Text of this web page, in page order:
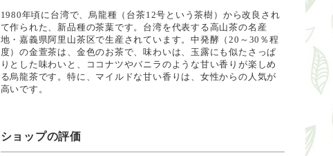
1980年頃に台湾で、烏龍種（台茶12号という茶樹）から改良され
て作られた、新品種の茶葉です。台湾を代表する高山茶の名産
地・嘉義県阿里山茶区で生産されています。中発酵（20～30％程
度）の金萱茶は、金色のお茶で、味わいは、玉露にも似たさっぱ
りとした味わいと、ココナツやバニラのような甘い香りが楽しめ
る烏龍茶です。特に、マイルドな甘い香りは、女性からの人気が
高いです。
ショップの評価